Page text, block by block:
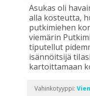
Asukas oli
alla kosteutta,
putkimiehen
viemärin
tiputellut
isännöitsijä
kartoittamaan
Vahinkotyyppi: